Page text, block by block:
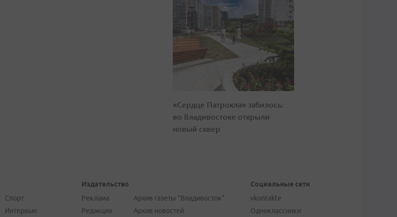
«Сердце Патрокла» забилось:
во Владивостоке открыли
новый сквер
Спорт
Интервью
Издательство
Реклама
Редакция
Архив газеты "Владивосток"
Архив новостей
Социальные сети
vkontakte
Одноклассники